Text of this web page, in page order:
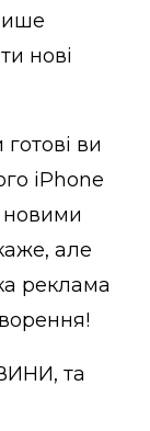
нові
ви
iPhone
новими
але
реклама
, та